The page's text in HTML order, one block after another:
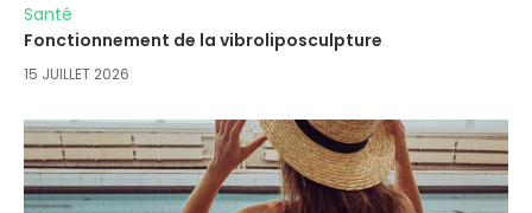
Santé
Fonctionnement de la vibroliposculpture
15 JUILLET 2026